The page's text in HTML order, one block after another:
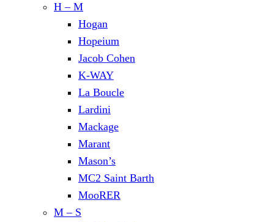
H – M
Hogan
Hopeium
Jacob Cohen
K-WAY
La Boucle
Lardini
Mackage
Marant
Mason’s
MC2 Saint Barth
MooRER
M – S